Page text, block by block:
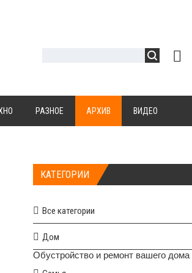
РАЗНОЕ АРХИВ ВИДЕО
КАТЕГОРИИ
Все категории
Дом
Обустройство и ремонт вашего дома